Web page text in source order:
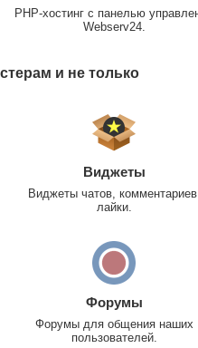
PHP-хостинг с панелью
Webserv24.
и не только
Виджеты
Виджеты чатов,
лайки.
Форумы
Форумы для общения наших
пользователей.